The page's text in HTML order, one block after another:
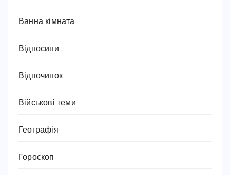
Ванна кімната
Відносини
Відпочинок
Військові теми
Географія
Гороскоп